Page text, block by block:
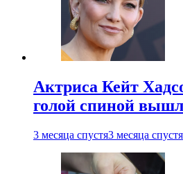
Актриса Кейт
голой спиной
3 месяца спустя3 месяца спустя